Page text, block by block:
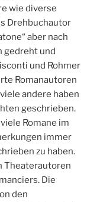
wie diverse
Drehbuchautor
aber nach
gedreht und
und Rohmer
Romanautoren
andere haben
geschrieben.
Romane im
immer
zu haben.
Theaterautoren
Die
den